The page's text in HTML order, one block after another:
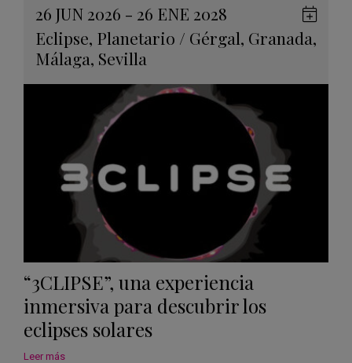
26 JUN 2026 - 26 ENE 2028
Eclipse, Planetario / Gérgal, Granada,
Málaga, Sevilla
en
“3CLIPSE”, una experiencia
inmersiva para descubrir los
eclipses solares
Leer más